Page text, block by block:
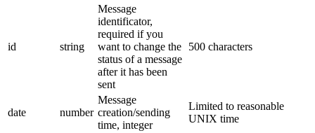
id string
Message
identificator,
required if you
want to change the
status of a message
after it has been
sent
500 characters
date number
Message
creation/sending
time, integer
Limited to reasonable
UNIX time